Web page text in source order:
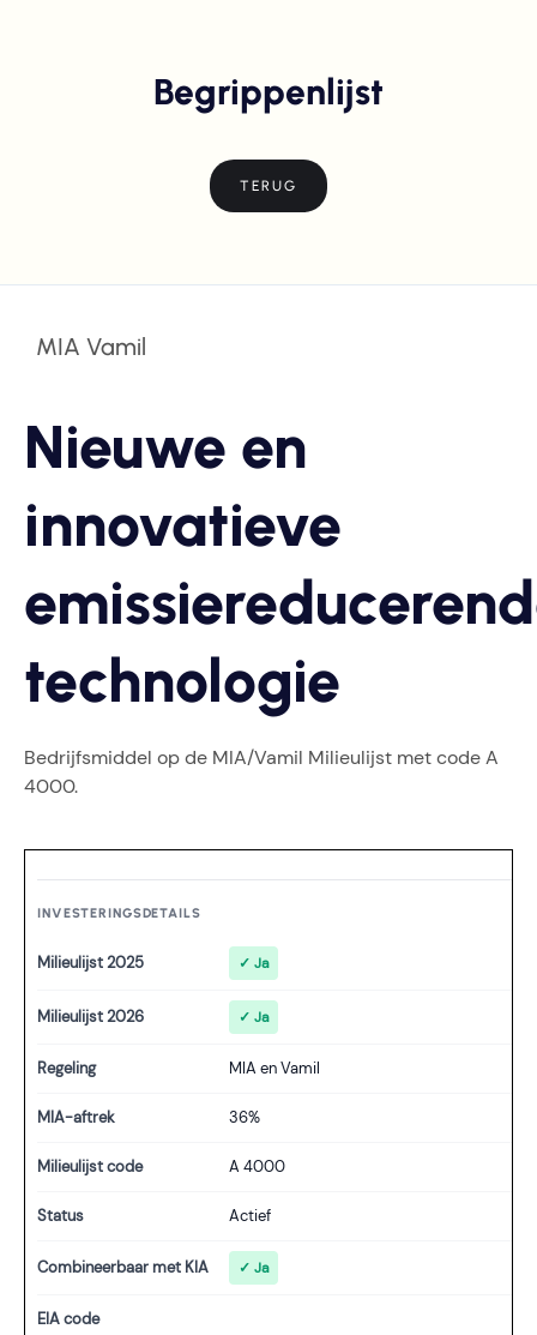
Begrippenlijst
TERUG
MIA Vamil
Nieuwe en
innovatieve
technologie
Bedrijfsmiddel op de MIA/Vamil Milieulijst met code A
4000.
INVESTERINGSDETAILS
Milieulijst 2025 ✓ Ja
Milieulijst 2026 ✓ Ja
Regeling MIA en Vamil
MIA-aftrek 36%
Milieulijst code A 4000
Status Actief
Combineerbaar met KIA ✓ Ja
EIA code